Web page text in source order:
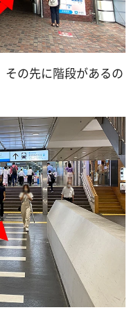
その先に階段があるの